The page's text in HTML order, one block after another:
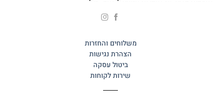
משלוחים והחזרות
הצהרת נגישות
ביטול עסקה
שירות לקוחות